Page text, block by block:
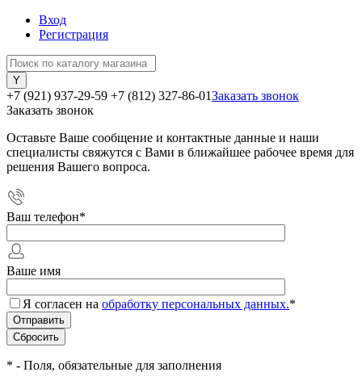
Вход
Регистрация
+7 (921) 937-29-59 +7 (812) 327-86-01Заказать звонок
Заказать звонок
Оставьте Ваше сообщение и контактные данные и наши
специалисты свяжутся с Вами в ближайшее рабочее время для
решения Вашего вопроса.
Ваш телефон*
Ваше имя
Я согласен на обработку персональных данных.*
* - Поля, обязательные для заполнения